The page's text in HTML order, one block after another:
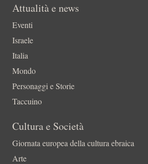
Attualità e news
Eventi
Israele
Italia
Mondo
Personaggi e Storie
Taccuino
Cultura e Società
Giornata europea della cultura ebraica
Arte